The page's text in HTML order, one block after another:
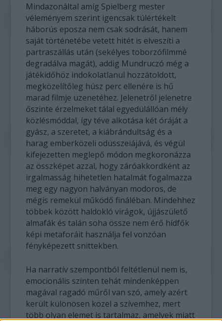
Mindazonáltal amíg Spielberg mester
véleményem szerint igencsak túlértékelt
háborús eposza nem csak sodrását, hanem
saját történetébe vetett hitét is elveszíti a
partraszállás után (sekélyes toborzófilmmé
degradálva magát), addig Mundruczó még a
játékidőhöz indokolatlanul hozzátoldott,
megközelítőleg húsz perc ellenére is hű
marad filmje üzenetéhez. Jelenetről jelenetre
őszinte érzelmeket tálal egyedülállóan mély
közlésmóddal, így téve alkotása két óráját a
gyász, a szeretet, a kiábrándultság és a
harag emberközeli odüsszeiájává, és végül
kifejezetten meglepő módon megkoronázza
az összképet azzal, hogy záróakkordként az
irgalmasság hihetetlen hatalmát fogalmazza
meg egy nagyon halványan modoros, de
mégis remekül működő fináléban. Mindehhez
többek között haldokló virágok, újjászülető
almafák és talán soha össze nem érő hídfők
képi metaforáit használja fel vonzóan
fényképezett snittekben.
Ha narratív szempontból feltétlenül nem is,
emocionális szinten tehát mindenképpen
magával ragadó műről van szó, amely azért
került különösen közel a szívemhez, mert
több olyan elemet is tartalmaz, amelyek miatt